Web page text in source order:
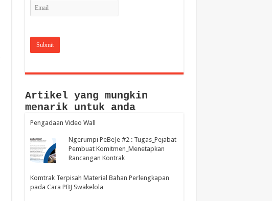
Artikel yang mungkin
menarik untuk anda
Pengadaan Video Wall
Ngerumpi PeBeJe #2 : Tugas_Pejabat
Pembuat Komitmen_Menetapkan
Rancangan Kontrak
Komtrak Terpisah Material Bahan Perlengkapan
pada Cara PBJ Swakelola